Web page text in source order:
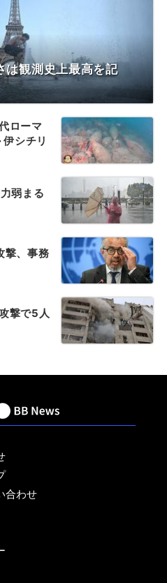
は観測史上最高を記
ローマ
シチリ
弱まる
撃、事務
撃で5人
合わせ